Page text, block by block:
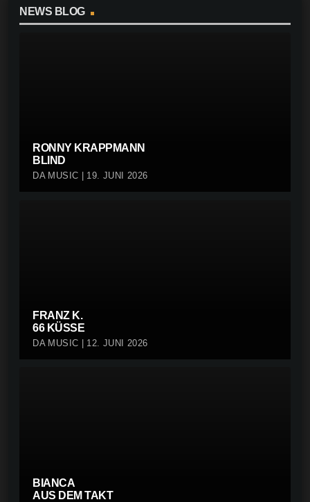
NEWS BLOG
RONNY KRAPPMANN
BLIND
DA MUSIC | 19. JUNI 2026
FRANZ K.
66 KÜSSE
DA MUSIC | 12. JUNI 2026
BIANCA
AUS DEM TAKT